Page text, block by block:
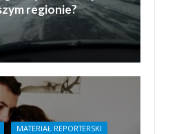
regionie?
MATERIAŁ REPORTERSKI